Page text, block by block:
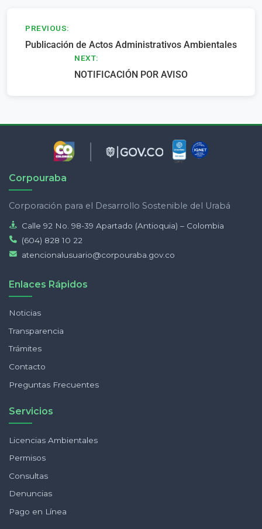
Navegación
de
entradas
PREVIOUS:
Publicación de Actos Administrativos Ambientales
NEXT:
NOTIFICACIÓN POR AVISO
Corpouraba
Corporación para el Desarrollo Sostenible del Urabá
Calle 92 No. 98-39 Apartado (Antioquia) – Colombia
(604) 828 10 22
atencionalusuario@corpouraba.gov.co
Enlaces Rápidos
Noticias
Transparencia
Trámites
Contacto
Preguntas Frecuentes
Servicios
Licencias Ambientales
Permisos
Consultas
Denuncias
Pago en Línea